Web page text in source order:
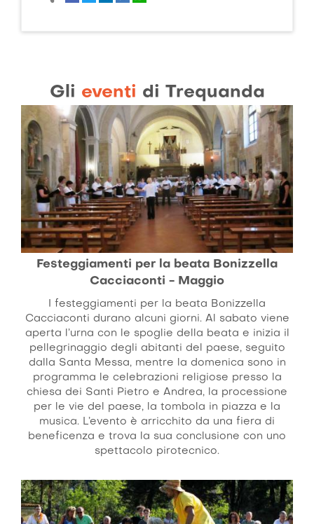
Gli eventi di Trequanda
Festeggiamenti per la beata Bonizzella
Cacciaconti - Maggio
I festeggiamenti per la beata Bonizzella
Cacciaconti durano alcuni giorni. Al sabato viene
aperta l’urna con le spoglie della beata e inizia il
pellegrinaggio degli abitanti del paese, seguito
dalla Santa Messa, mentre la domenica sono in
programma le celebrazioni religiose presso la
chiesa dei Santi Pietro e Andrea, la processione
per le vie del paese, la tombola in piazza e la
musica. L’evento è arricchito da una fiera di
beneficenza e trova la sua conclusione con uno
spettacolo pirotecnico.